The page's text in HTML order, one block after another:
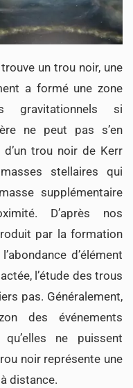
un trou noir, une
a formé une zone
gravitationnels si
ne peut pas s’en
d’un trou noir de Kerr
stellaires qui
supplémentaire
D’après nos
par la formation
d’élément
l’étude des trous
pas. Généralement,
des événements
ne puissent
noir représente une
distance.